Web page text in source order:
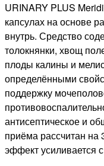
URINARY PLUS
капсулах на основе
внутрь. Средство
толокнянки, хвощ
плоды калины и
определёнными
поддержку
антисептическое и
приёма рассчитан
эффект усиливается